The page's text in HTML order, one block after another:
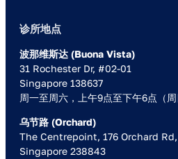
诊所地点
波那维斯达 (Buona Vista)
31 Rochester Dr, #02-01
Singapore 138637
周一至周六，上午9点至下午6点（周
乌节路 (Orchard)
The Centrepoint, 176 Orchard
Singapore 238843